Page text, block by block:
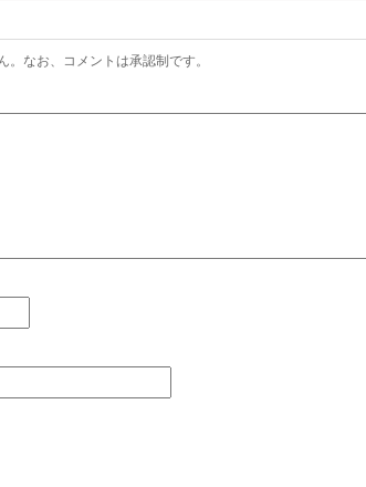
なお、コメントは承認制です。